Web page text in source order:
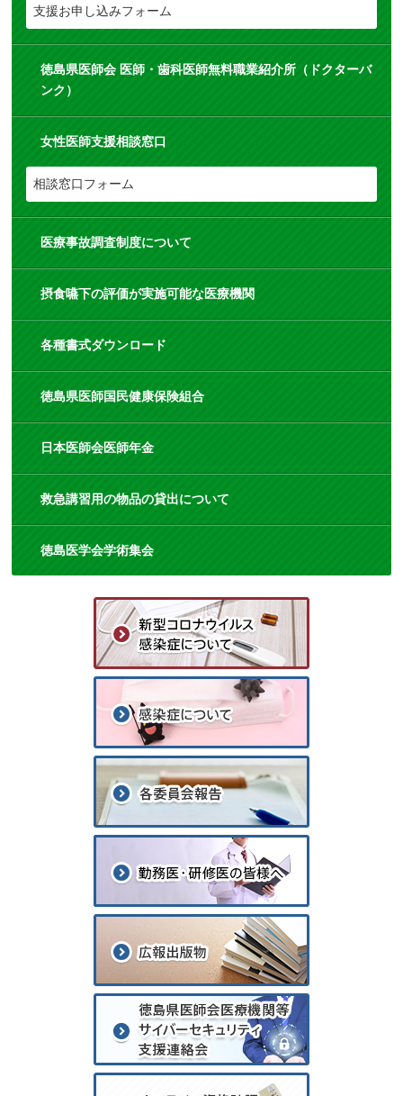
支援お申し込みフォーム
徳島県医師会 医師・歯科医師無料職業紹介所（ドクターバ
ンク）
女性医師支援相談窓口
相談窓口フォーム
医療事故調査制度について
摂食嚥下の評価が実施可能な医療機関
各種書式ダウンロード
徳島県医師国民健康保険組合
日本医師会医師年金
救急講習用の物品の貸出について
徳島医学会学術集会